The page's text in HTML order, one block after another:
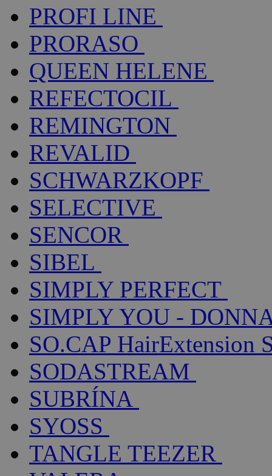
PROFI LINE
PRORASO
QUEEN HELENE
REFECTOCIL
REMINGTON
REVALID
SCHWARZKOPF
SELECTIVE
SENCOR
SIBEL
SIMPLY PERFECT
SIMPLY YOU -
SO.CAP HairExtension
SODASTREAM
SUBRÍNA
SYOSS
TANGLE TEEZER